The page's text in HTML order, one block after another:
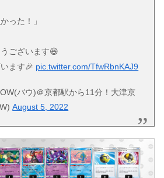
った！」
ございます😆
ます🎉 pic.twitter.com/TfwRbnKAJ9
バウ)＠京都駅から11分！大津京
August 5, 2022